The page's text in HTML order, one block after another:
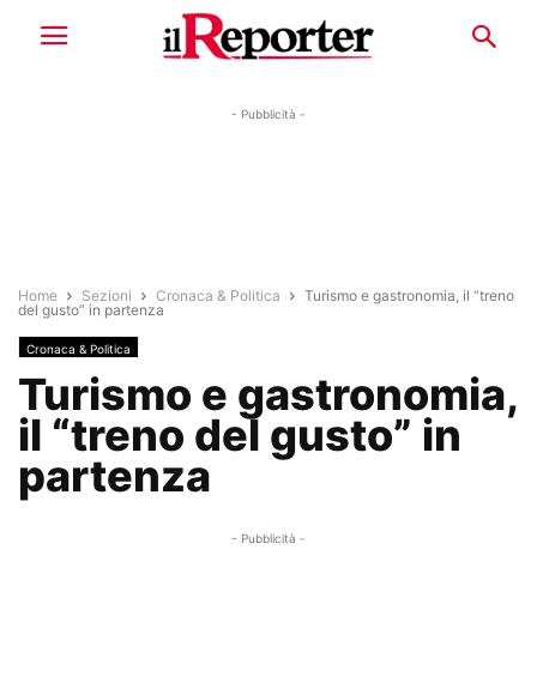
- Pubblicità -
Home Sezioni Cronaca & Politica
Turismo e gastronomia, il “treno
del gusto” in partenza
Cronaca & Politica
Turismo e gastronomia,
il “treno del gusto” in
partenza
- Pubblicità -